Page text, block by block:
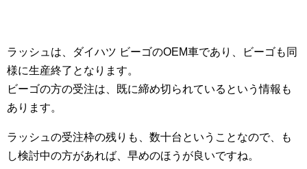
ラッシュは、ダイハツ ビーゴのOEM車であり、ビーゴも同
様に生産終了となります。
ビーゴの方の受注は、既に締め切られているという情報も
あります。
ラッシュの受注枠の残りも、数十台ということなので、も
し検討中の方があれば、早めのほうが良いですね。